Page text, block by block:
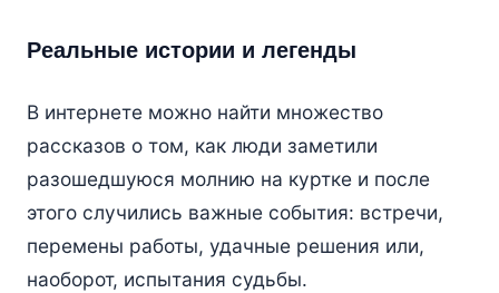
Реальные истории и легенды
В интернете можно найти множество
рассказов о том, как люди заметили
разошедшуюся молнию на куртке и после
этого случились важные события: встречи,
перемены работы, удачные решения или,
наоборот, испытания судьбы.